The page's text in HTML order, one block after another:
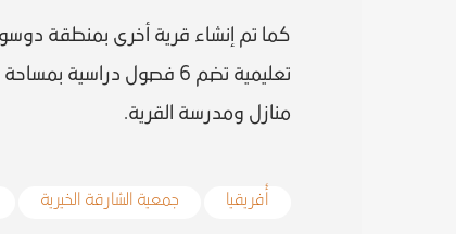
منازل ومدرسة القرية.
أفريقيا جمعية الشارقة الخيرية